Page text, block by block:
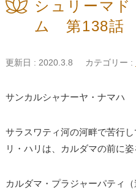
シュリーマド
ム 第138話
更新日 : 2020.3.8 カテゴリー :
サンカルシャナーヤ・ナマハ
サラスワティ河の河畔で苦行
リ・ハリは、カルダマの前に
カルダマ・プラジャーパティ